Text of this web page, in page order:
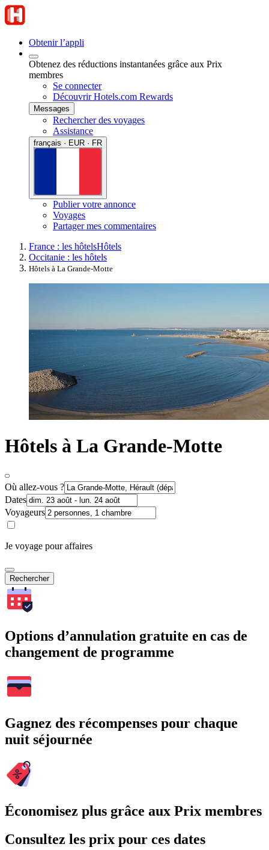
Obtenir l’appli
Obtenez des réductions instantanées grâce aux Prix
membres
Se connecter
Découvrir Hotels.com Rewards
Messages
Rechercher des voyages
Assistance
français · EUR · FR
Publier votre annonce
Voyages
Partager mes commentaires
France : les hôtelsHôtels
Occitanie : les hôtels
Hôtels à La Grande-Motte
Hôtels à La Grande-Motte
Où allez-vous ?
Dates
Voyageurs
Je voyage pour affaires
Rechercher
Options d’annulation gratuite en cas de
changement de programme
Gagnez des récompenses pour chaque
nuit séjournée
Économisez plus grâce aux Prix membres
Consultez les prix pour ces dates